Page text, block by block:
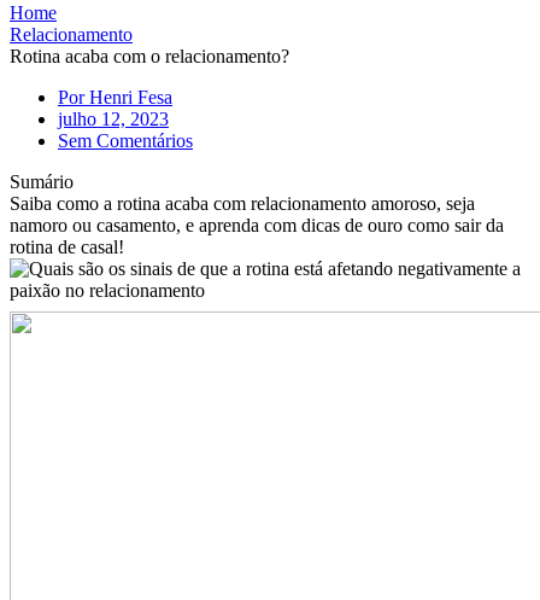
Home
Relacionamento
Rotina acaba com o relacionamento?
PorHenri Fesa
julho 12, 2023
Sem Comentários
Sumário
Saiba como a rotina acaba com relacionamento amoroso, seja
namoro ou casamento, e aprenda com dicas de ouro como sair da
rotina de casal!